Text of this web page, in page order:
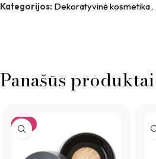
Kategorijos: Dekoratyvinė kosmetika,
Panašūs produktai
-7%